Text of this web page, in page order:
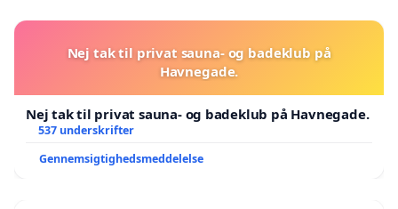
Nej tak til privat sauna- og badeklub på
Havnegade.
Nej tak til privat sauna- og badeklub på Havnegade.
537 underskrifter
Gennemsigtighedsmeddelelse